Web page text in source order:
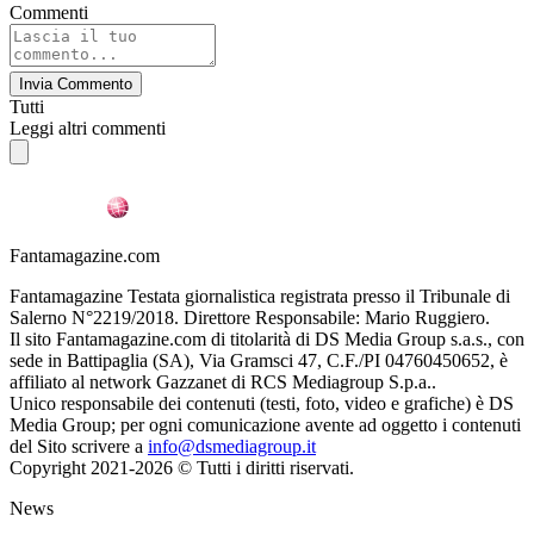
Commenti
Invia Commento
Tutti
Leggi altri commenti
Fantamagazine.com
Fantamagazine Testata giornalistica registrata presso il Tribunale di
Salerno N°2219/2018. Direttore Responsabile: Mario Ruggiero.
Il sito Fantamagazine.com di titolarità di DS Media Group s.a.s., con
sede in Battipaglia (SA), Via Gramsci 47, C.F./PI 04760450652, è
affiliato al network Gazzanet di RCS Mediagroup S.p.a..
Unico responsabile dei contenuti (testi, foto, video e grafiche) è DS
Media Group; per ogni comunicazione avente ad oggetto i contenuti
del Sito scrivere a info@dsmediagroup.it
Copyright 2021-2026 © Tutti i diritti riservati.
News